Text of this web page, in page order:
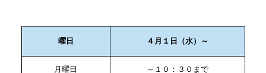
曜日 ４月１日（水）～
月曜日 ～１０：３０まで